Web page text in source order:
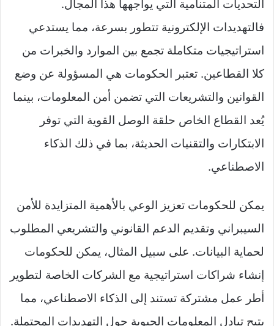
التحديات المتنامية التي يواجهها هذا المجال.
فالتهديدات الإلكترونية تتطور بسرعة، مما يستدعي
استراتيجيات متكاملة تجمع بين الموارد والخبرات من
كلا القطاعين. تعتبر الحكومات هي المسؤولة عن وضع
القوانين والتشريعات التي تضمن أمن المعلومات، بينما
يُعد القطاع الخاص حلقة الوصل القوية التي توفر
الابتكارات والتقنيات الحديثة، بما في ذلك الذكاء
الاصطناعي.
يمكن للحكومات تعزيز الوعي بالأهمية المتزايدة للأمن
السيبراني وتقديم الدعم القانوني والتشريعي المطلوب
لحماية البيانات. على سبيل المثال، يمكن للحكومات
إنشاء شراكات استراتيجية مع الشركات الخاصة لتطوير
أطر عمل مشتركة تستند إلى الذكاء الاصطناعي، مما
يتيح تبادل المعلومات الحيوية حول التهديدات المحتملة.